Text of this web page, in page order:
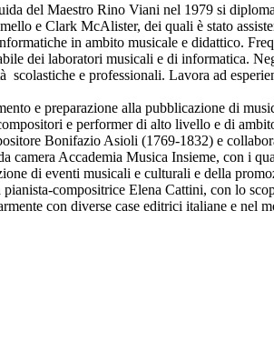
del Maestro Rino Viani nel 1979 si
e Clark McAlister, dei quali è stato
in ambito musicale e didattico.
dei laboratori musicali e di informatica.
e professionali. Lavora ad
e preparazione alla pubblicazione di
e performer di alto livello e di
Bonifazio Asioli (1769-1832) e
camera Accademia Musica Insieme, con i
di eventi musicali e culturali e della
compositrice Elena Cattini, con lo
con diverse case editrici italiane e nel